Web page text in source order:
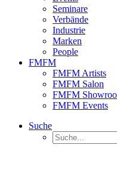
Seminare
Verbände
Industrie
Marken
People
FMFM
FMFM Artists
FMFM Salon
FMFM
FMFM Events
Suche